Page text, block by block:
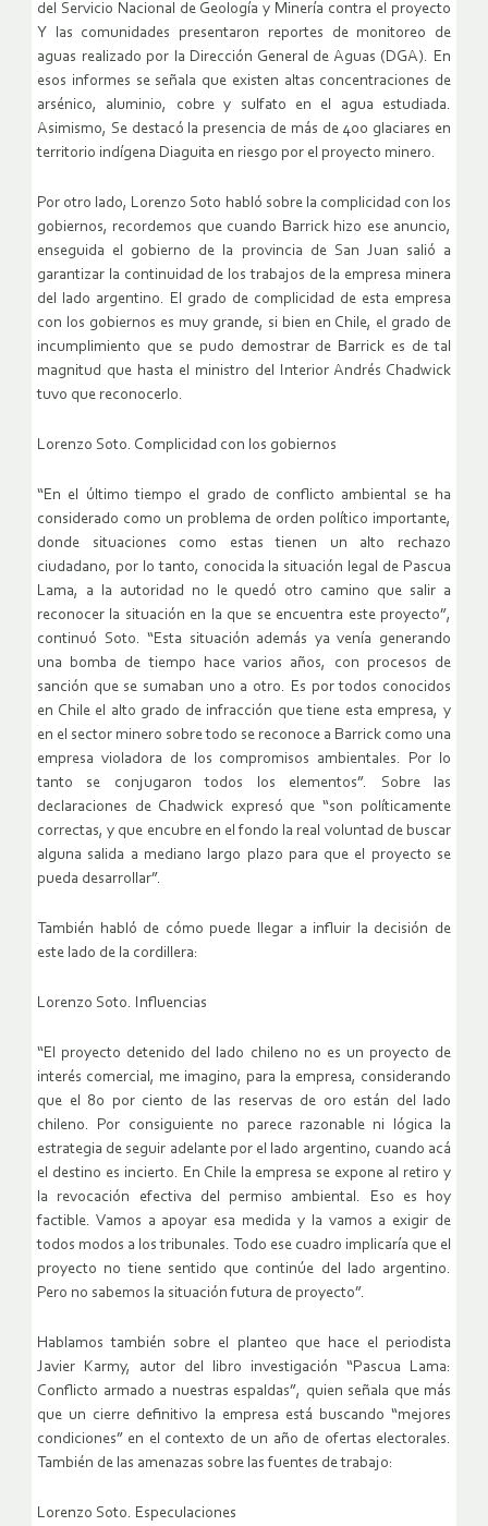
del Servicio Nacional de Geología y Minería contra el proyecto
Y las comunidades presentaron reportes de monitoreo de
aguas realizado por la Dirección General de Aguas (DGA). En
esos informes se señala que existen altas concentraciones de
arsénico, aluminio, cobre y sulfato en el agua estudiada.
Asimismo, Se destacó la presencia de más de 400 glaciares en
territorio indígena Diaguita en riesgo por el proyecto minero.
Por otro lado, Lorenzo Soto habló sobre la complicidad con los
gobiernos, recordemos que cuando Barrick hizo ese anuncio,
enseguida el gobierno de la provincia de San Juan salió a
garantizar la continuidad de los trabajos de la empresa minera
del lado argentino. El grado de complicidad de esta empresa
con los gobiernos es muy grande, si bien en Chile, el grado de
incumplimiento que se pudo demostrar de Barrick es de tal
magnitud que hasta el ministro del Interior Andrés Chadwick
tuvo que reconocerlo.
Lorenzo Soto. Complicidad con los gobiernos
“En el último tiempo el grado de conflicto ambiental se ha
considerado como un problema de orden político importante,
donde situaciones como estas tienen un alto rechazo
ciudadano, por lo tanto, conocida la situación legal de Pascua
Lama, a la autoridad no le quedó otro camino que salir a
reconocer la situación en la que se encuentra este proyecto”,
continuó Soto. “Esta situación además ya venía generando
una bomba de tiempo hace varios años, con procesos de
sanción que se sumaban uno a otro. Es por todos conocidos
en Chile el alto grado de infracción que tiene esta empresa, y
en el sector minero sobre todo se reconoce a Barrick como una
empresa violadora de los compromisos ambientales. Por lo
tanto se conjugaron todos los elementos”. Sobre las
declaraciones de Chadwick expresó que “son políticamente
correctas, y que encubre en el fondo la real voluntad de buscar
alguna salida a mediano largo plazo para que el proyecto se
pueda desarrollar”.
También habló de cómo puede llegar a influir la decisión de
este lado de la cordillera:
Lorenzo Soto. Influencias
“El proyecto detenido del lado chileno no es un proyecto de
interés comercial, me imagino, para la empresa, considerando
que el 80 por ciento de las reservas de oro están del lado
chileno. Por consiguiente no parece razonable ni lógica la
estrategia de seguir adelante por el lado argentino, cuando acá
el destino es incierto. En Chile la empresa se expone al retiro y
la revocación efectiva del permiso ambiental. Eso es hoy
factible. Vamos a apoyar esa medida y la vamos a exigir de
todos modos a los tribunales. Todo ese cuadro implicaría que el
proyecto no tiene sentido que continúe del lado argentino.
Pero no sabemos la situación futura de proyecto”.
Hablamos también sobre el planteo que hace el periodista
Javier Karmy, autor del libro investigación “Pascua Lama:
Conflicto armado a nuestras espaldas”, quien señala que más
que un cierre definitivo la empresa está buscando “mejores
condiciones” en el contexto de un año de ofertas electorales.
También de las amenazas sobre las fuentes de trabajo:
Lorenzo Soto. Especulaciones